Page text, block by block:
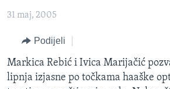
glavnu
navigaciju
pretragu
VIJESTI
SJEDINJENE AMERIČKE DRŽAVE
BOSNA I HERCEGOVINA
SVIJET
NAUKA I TEHNOLOGIJA
SPECIJALNI PROJEKTI
KORUPCIJA
31 maj, 2005
Podijeli
Markica Rebić i Ivica Marijačić
lipnja izjasne po točkama haaške